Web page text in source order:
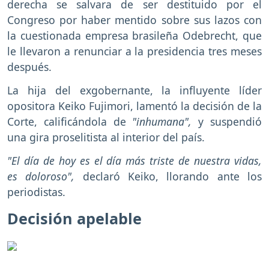
derecha se salvara de ser destituido por el
Congreso por haber mentido sobre sus lazos con
la cuestionada empresa brasileña Odebrecht, que
le llevaron a renunciar a la presidencia tres meses
después.
La hija del exgobernante, la influyente líder
opositora Keiko Fujimori, lamentó la decisión de la
Corte, calificándola de "inhumana",y suspendió
una gira proselitista al interior del país.
"El día de hoy es el día más triste de nuestra vidas,
es doloroso", declaró Keiko, llorando ante los
periodistas.
Decisión apelable